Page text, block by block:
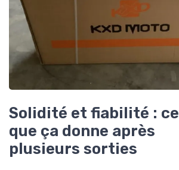
Solidité et fiabilité : ce
que ça donne après
plusieurs sorties